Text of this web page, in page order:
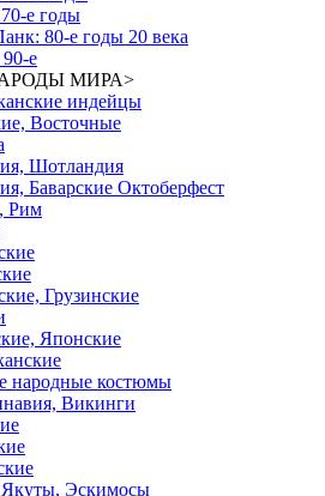
е годы
80-е годы 20 века
е
МИРА>
индейцы
Восточные
Шотландия
Баварские Октоберфест
Рим
Грузинские
Японские
народные костюмы
Викинги
Эскимосы